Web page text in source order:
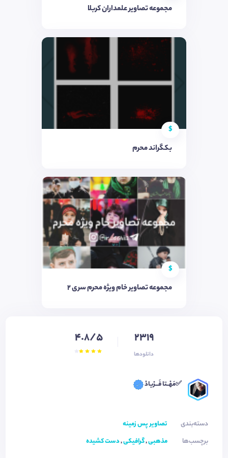
مجموعه تصاویر علمداران کربلا
$
بکگراند محرم
$
مجموعه تصاویر خام ویژه محرم سری ۲
2319
دانلودها
4.8/5
✅مَهْــتا فَـــرْیادْ
دسته‌بندی
تصاویر پس زمینه
برچسب‌ها
مذهبی,گرافیکی,دست کشیده